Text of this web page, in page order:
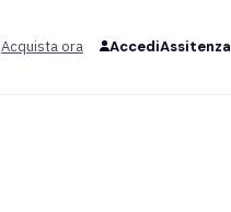
Acquista ora AccediAssitenza